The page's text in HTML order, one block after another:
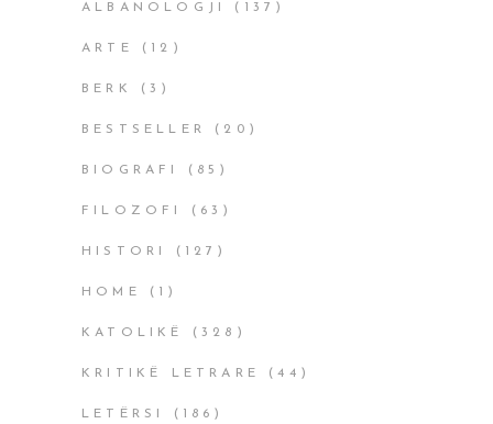
ALBANOLOGJI (137)
ARTE (12)
BERK (3)
BESTSELLER (20)
BIOGRAFI (85)
FILOZOFI (63)
HISTORI (127)
HOME (1)
KATOLIKË (328)
KRITIKË LETRARE (44)
LETËRSI (186)